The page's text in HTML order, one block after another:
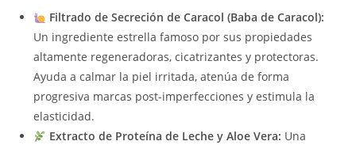
Filtrado de Secreción de Caracol (Baba de Caracol):
Un ingrediente estrella famoso por sus propiedades
altamente regeneradoras, cicatrizantes y protectoras.
Ayuda a calmar la piel irritada, atenúa de forma
progresiva marcas post-imperfecciones y estimula la
elasticidad.
Extracto de Proteína de Leche y Aloe Vera: Una